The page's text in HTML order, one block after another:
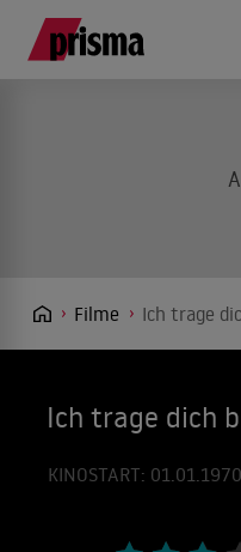
Filme Ich trage
Ich trage dich
KINOSTART: